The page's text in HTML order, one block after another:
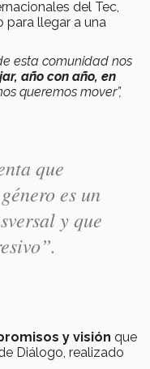
del Tec,
para llegar a una
esta comunidad nos
año con año, en
queremos mover”,
que
es un
y que
.
y visión que
Diálogo, realizado